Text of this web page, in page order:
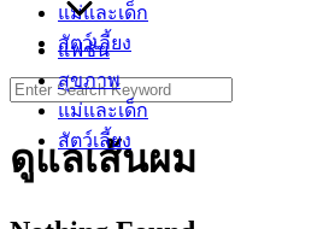
แฟชั่น
สุขภาพ
แม่และเด็ก
สัตว์เลี้ยง
แม่และเด็ก
สัตว์เลี้ยง
Search
for:
ดูแลเส้นผม